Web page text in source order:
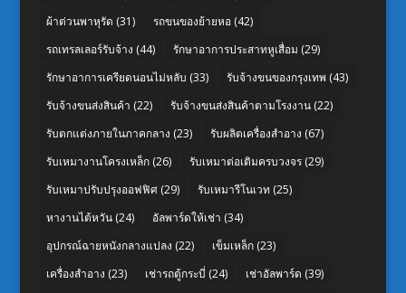
ผ้าต่วนพาหุรัด (31) รถขนของย้ายหอ(42)
รถเทรลเลอร์รับจ้าง (44) รักษาอาการประสาทหูเสื่อม (29)
รักษาอาการเครียดนอนไม่หลับ (33) รับจ้างขนของกรุงเทพ (43)
รับจ้างขนส่งสินค้า (22) รับจ้างขนส่งสินค้าตามโรงงาน(22)
รับตกแต่งภายในภาคกลาง (23) รับผลิตเครื่องสำอาง (67)
รับเหมางานโครงเหล็ก(26) รับเหมาต่อเติมครบวงจร(29)
รับเหมาปรับปรุงออฟฟิศ(29) รับเหมารีโนเวท (25)
หางานไต้หวัน(24) อัลพาร์ดให้เช่า (34)
อุปกรณ์ฉายหนังกลางแปลง (22) เข็มเหล็ก(23)
เครื่องสำอาง (23) เช่ารถตู้กระบี่ (24) เช่าอัลพาร์ด (39)